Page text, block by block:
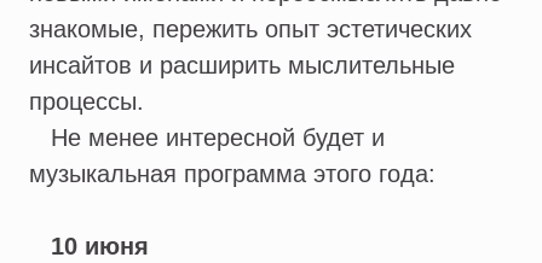
знакомые, пережить опыт эстетических
инсайтов и расширить мыслительные
процессы.
Не менее интересной будет и
музыкальная программа этого года:
10 июня